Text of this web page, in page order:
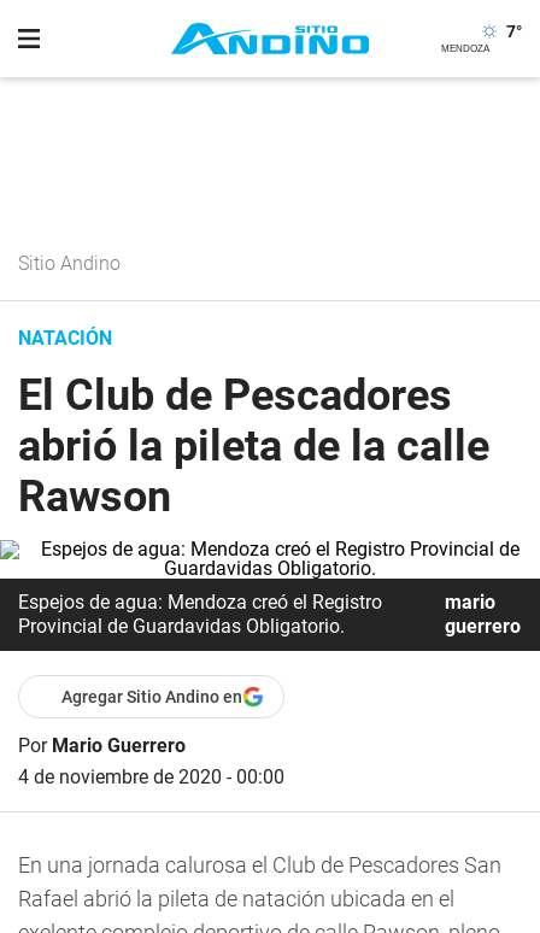
7°
Sitio Andino
NATACIÓN
El Club de Pescadores
abrió la pileta de la calle
Rawson
Espejos de agua: Mendoza creó el Registro
Provincial de Guardavidas Obligatorio.
mario
guerrero
Agregar Sitio Andino en
Por Mario Guerrero
4 de noviembre de 2020 - 00:00
En una jornada calurosa el Club de Pescadores San
Rafael abrió la pileta de natación ubicada en el